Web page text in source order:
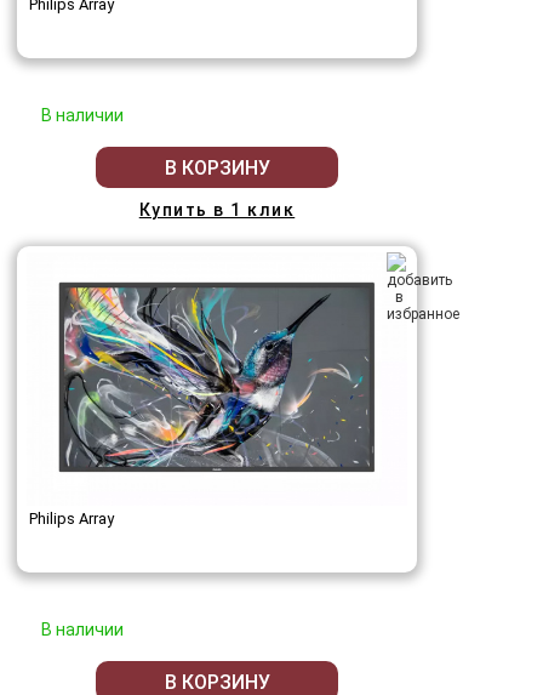
Philips Array
В наличии
В КОРЗИНУ
Купить в 1 клик
Philips Array
В наличии
В КОРЗИНУ